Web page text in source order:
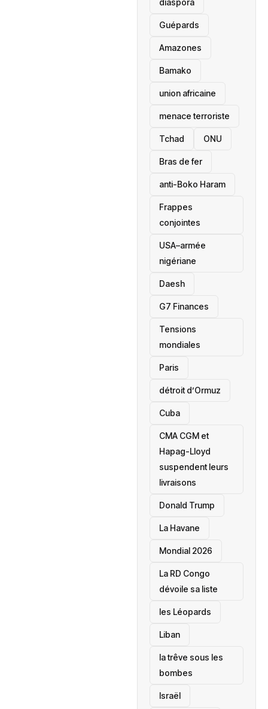
Guépards
Amazones
Bamako
union africaine
menace terroriste
‎Tchad ONU
Bras de fer
anti-Boko Haram
Frappes
conjointes
USA–armée
nigériane
Daesh
‎G7 Finances
Tensions
mondiales
Paris
détroit d’Ormuz
‎Cuba
CMA CGM et
Hapag-Lloyd
suspendent leurs
livraisons
Donald Trump
La Havane
Mondial 2026
La RD Congo
dévoile sa liste
les Léopards
‎Liban
la trêve sous les
bombes
Israël